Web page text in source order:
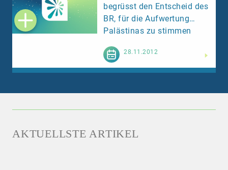
begrüsst den Entscheid des
BR, für die Aufwertung
Palästinas zu stimmen
28.11.2012
AKTUELLSTE ARTIKEL